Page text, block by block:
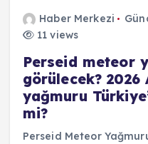
Haber Merkezi
11 views
Perseid meteor
görülecek?
yağmuru
mi?
Perseid Meteor